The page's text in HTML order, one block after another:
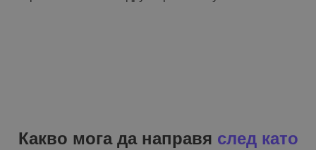
Какво мога да направя след като